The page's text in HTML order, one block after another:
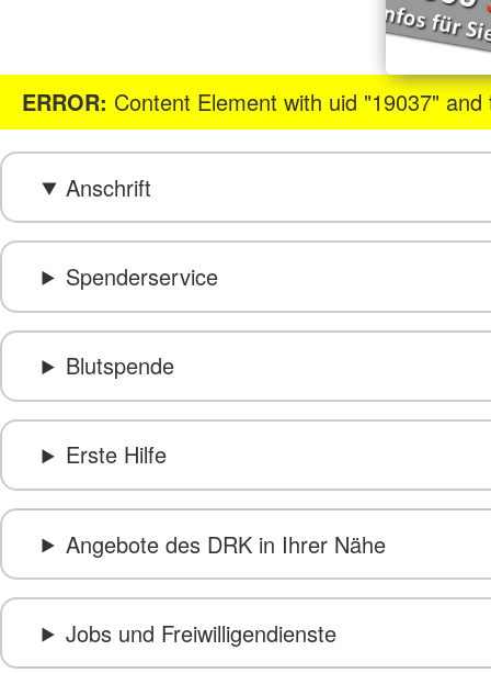
ERROR: Content Element with uid "19037"
Anschrift
Spenderservice
Blutspende
Erste Hilfe
Angebote des DRK in Ihrer Nähe
Jobs und Freiwilligendienste